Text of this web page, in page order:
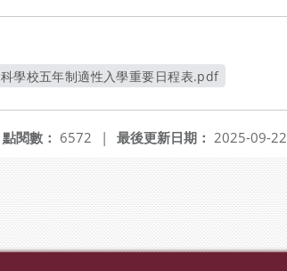
學校五年制適性入學重要日程表.pdf
最後更新日期： 2025-09-22
點閱數： 6572 |